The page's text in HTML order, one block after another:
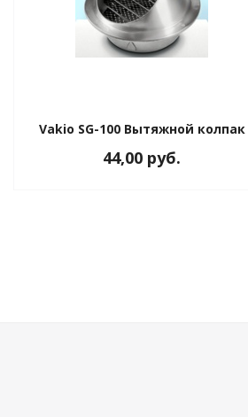
Vakio SG-100 Вытяжной колпак
44,00 руб.